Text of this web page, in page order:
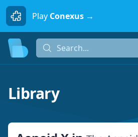
Play Conexus →
Search...
Library